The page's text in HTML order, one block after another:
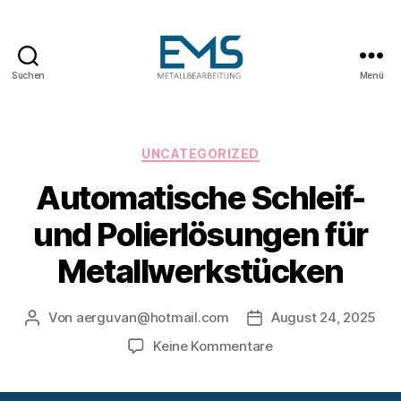
Suchen Menü
Kategorien
UNCATEGORIZED
Automatische Schleif-
und Polierlösungen für
Metallwerkstücken
Beitragsautor
Von aerguvan@hotmail.com
August 24, 2025
Keine Kommentarezu